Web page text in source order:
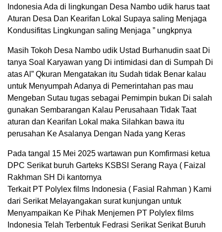
Indonesia Ada di lingkungan Desa Nambo udik harus taat
Aturan Desa Dan Kearifan Lokal Supaya saling Menjaga
Kondusifitas Lingkungan saling Menjaga ” ungkpnya
Masih Tokoh Desa Nambo udik Ustad Burhanudin saat Di
tanya Soal Karyawan yang Di intimidasi dan di Sumpah Di
atas Al” Qkuran Mengatakan itu Sudah tidak Benar kalau
untuk Menyumpah Adanya di Pemerintahan pas mau
Mengeban Sutau tugas sebagai Pemimpin bukan Di salah
gunakan Sembarangan Kalau Perusahaan Tidak Taat
aturan dan Kearifan Lokal maka Silahkan bawa itu
perusahan Ke Asalanya Dengan Nada yang Keras
Pada tangal 15 Mei 2025 wartawan pun Komfirmasi ketua
DPC Serikat buruh Garteks KSBSI Serang Raya ( Faizal
Rakhman SH Di kantornya
Terkait PT Polylex films Indonesia ( Fasial Rahman ) Kami
dari Serikat Melayangakan surat kunjungan untuk
Menyampaikan Ke Pihak Menjemen PT Polylex films
Indonesia Telah Terbentuk Fedrasi Serikat Serikat Buruh